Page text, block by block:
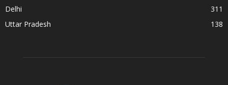
Delhi
311
Uttar Pradesh
138